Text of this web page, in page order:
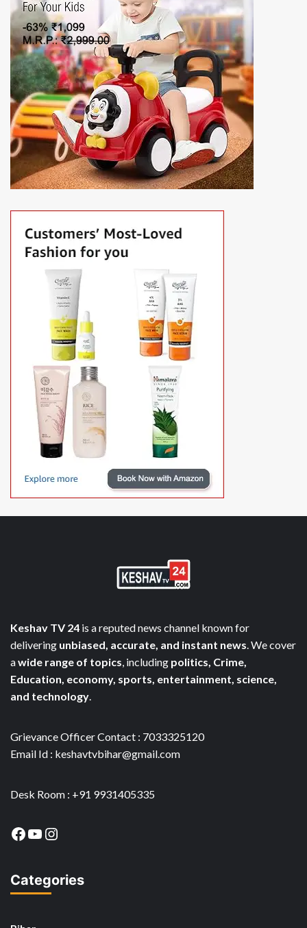
Keshav TV 24 is a reputed news channel known for
delivering unbiased, accurate, and instant news . We cover
awide range of topics , including politics, Crime,
Education, economy, sports, entertainment, science,
and technology
Grievance Officer Contact : 7033325120
Email Id : keshavtvbihar@gmail.com
Desk Room : +91 9931405335
Facebook
YouTube
Instagram
Categories